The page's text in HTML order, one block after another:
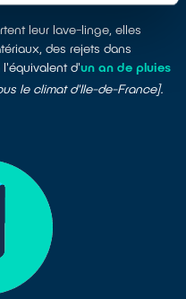
leur lave-linge, elles
des rejets dans
d'un an de pluies
le climat d'Ile-de-France].